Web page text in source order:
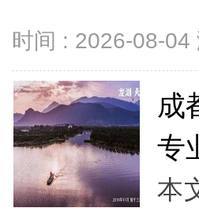
时间 : 2026-08-04
成
专
本